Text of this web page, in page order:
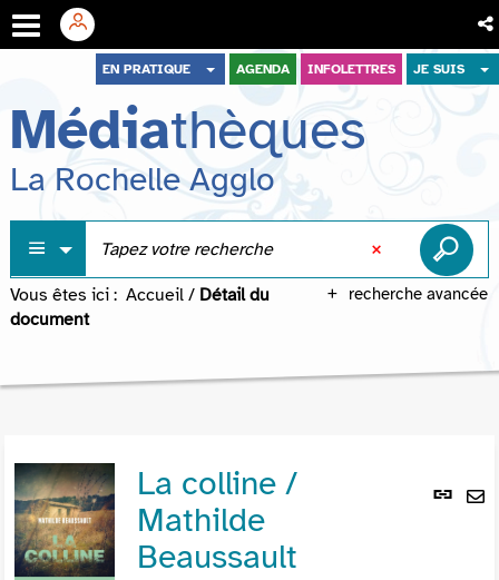
menu
contenu
recherche
EN PRATIQUE AGENDA INFOLETTRES JE SUIS
Médiathèques
La Rochelle Agglo
recherche avancée
Vous êtes ici : Accueil / Détail du
document
Lien
La colline /
Mathilde
Beaussault